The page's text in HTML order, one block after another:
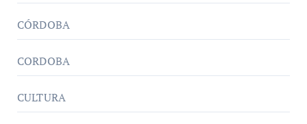
CÓRDOBA
CORDOBA
CULTURA